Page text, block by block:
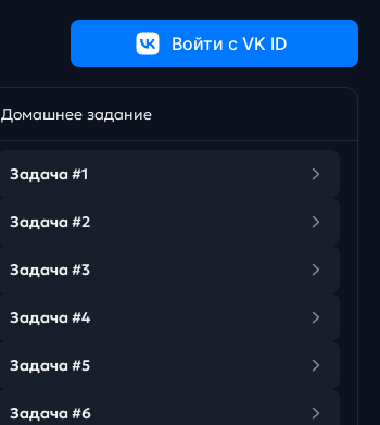
Войти c VK ID
Домашнее задание
Задача #1
Задача #2
Задача #3
Задача #4
Задача #5
Задача #6